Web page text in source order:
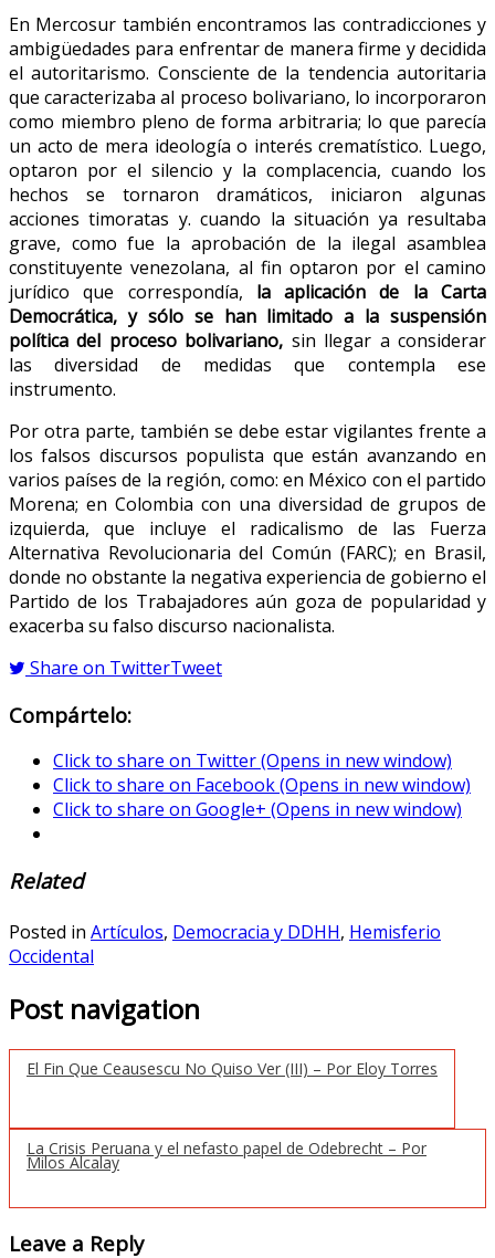
En Mercosur también encontramos las contradicciones y
ambigüedades para enfrentar de manera firme y decidida
el autoritarismo. Consciente de la tendencia autoritaria
que caracterizaba al proceso bolivariano, lo incorporaron
como miembro pleno de forma arbitraria; lo que parecía
un acto de mera ideología o interés crematístico. Luego,
optaron por el silencio y la complacencia, cuando los
hechos se tornaron dramáticos, iniciaron algunas
acciones timoratas y. cuando la situación ya resultaba
grave, como fue la aprobación de la ilegal asamblea
constituyente venezolana, al fin optaron por el camino
jurídico que correspondía, la aplicación de la Carta
Democrática, y sólo se han limitado a la suspensión
política del proceso bolivariano, sin llegar a considerar
las diversidad de medidas que contempla ese
instrumento.
Por otra parte, también se debe estar vigilantes frente a
los falsos discursos populista que están avanzando en
varios países de la región, como: en México con el partido
Morena; en Colombia con una diversidad de grupos de
izquierda, que incluye el radicalismo de las Fuerza
Alternativa Revolucionaria del Común (FARC); en Brasil,
donde no obstante la negativa experiencia de gobierno el
Partido de los Trabajadores aún goza de popularidad y
exacerba su falso discurso nacionalista.
Share on TwitterTweet
Compártelo:
Click to share on Twitter (Opens in new window)
Click to share on Facebook (Opens in new window)
Click to share on Google+ (Opens in new window)
Related
Posted in Artículos, Democracia y DDHH, Hemisferio
Occidental
Post navigation
El Fin Que Ceausescu No Quiso Ver (III) – Por Eloy Torres
La Crisis Peruana y el nefasto papel de Odebrecht – Por
Milos Alcalay
Leave a Reply